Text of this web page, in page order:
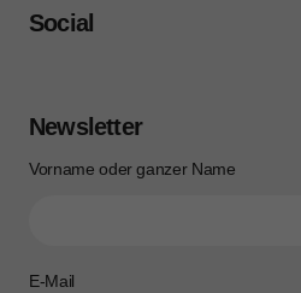
Social
Newsletter
Vorname oder ganzer Name
E-Mail